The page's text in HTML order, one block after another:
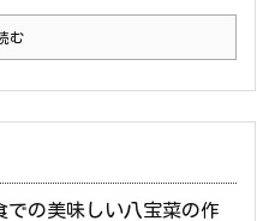
む
での美味しい八宝菜の作